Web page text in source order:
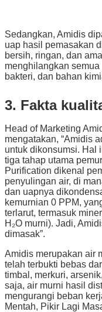
Sedangkan, Amidis
uap hasil pemasakan
bersih, ringan, dan
menghilangkan
bakteri, dan bahan
3. Fakta
Head of Marketing
mengatakan, “Amidis
untuk dikonsumsi. Hal
tiga tahap utama
Purification dikenal
penyulingan air, di
dan uapnya
kemurnian 0 PPM,
terlarut, termasuk
H₂O murni). Jadi,
dimasak”.
Amidis merupakan air
telah terbukti bebas
timbal, merkuri,
saja, air murni hasil
mengurangi beban
Mentah, Pikir Lagi